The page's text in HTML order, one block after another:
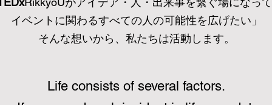
イベントに関わるすべての人の可能性を広げたい」
そんな想いから、私たちは活動します。
Life consists of several factors.